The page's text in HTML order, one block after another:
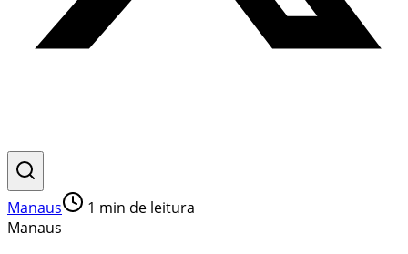
Manaus 1 min de leitura
Manaus